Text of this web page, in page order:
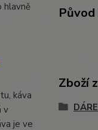
hlavně
káva
v
je ve
Zboží